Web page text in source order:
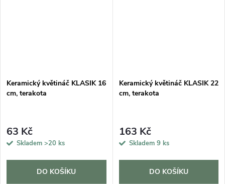
Keramický květináč KLASIK 16
cm, terakota
63 Kč
Skladem >20 ks
DO KOŠÍKU
Keramický květináč KLASIK 22
cm, terakota
163 Kč
Skladem 9 ks
DO KOŠÍKU